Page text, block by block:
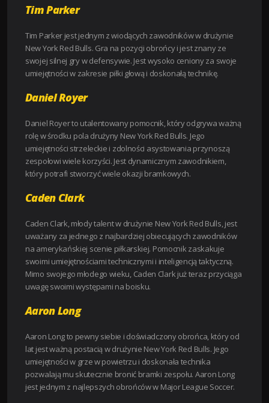
Tim Parker
Tim Parker jest jednym z wiodących zawodników w drużynie
New York Red Bulls. Gra na pozycji obrońcy i jest znany ze
swojej silnej gry w defensywie. Jest wysoko ceniony za swoje
umiejętności w zakresie piłki głową i doskonałą technikę.
Daniel Royer
Daniel Royer to utalentowany pomocnik, który odgrywa ważną
rolę w środku pola drużyny New York Red Bulls. Jego
umiejętności strzeleckie i zdolności asystowania przynoszą
zespołowi wiele korzyści. Jest dynamicznym zawodnikiem,
który potrafi stworzyć wiele okazji bramkowych.
Caden Clark
Caden Clark, młody talent w drużynie New York Red Bulls, jest
uważany za jednego z najbardziej obiecujących zawodników
na amerykańskiej scenie piłkarskiej. Pomocnik zaskakuje
swoimi umiejętnościami technicznymi i inteligencją taktyczną.
Mimo swojego młodego wieku, Caden Clark już teraz przyciąga
uwagę swoimi występami na boisku.
Aaron Long
Aaron Long to pewny siebie i doświadczony obrońca, który od
lat jest ważną postacią w drużynie New York Red Bulls. Jego
umiejętności w grze w powietrzu i doskonała technika
pozwalają mu skutecznie bronić bramki zespołu. Aaron Long
jest jednym z najlepszych obrońców w Major League Soccer.